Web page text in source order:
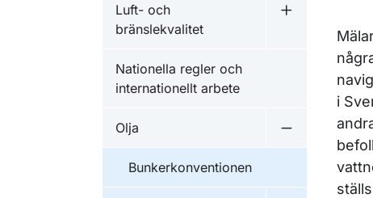
Luft- och
bränslekvalitet
Undermeny
Nationella regler och
internationellt arbete
Olja
Undermeny
Bunkerkonventionen
i